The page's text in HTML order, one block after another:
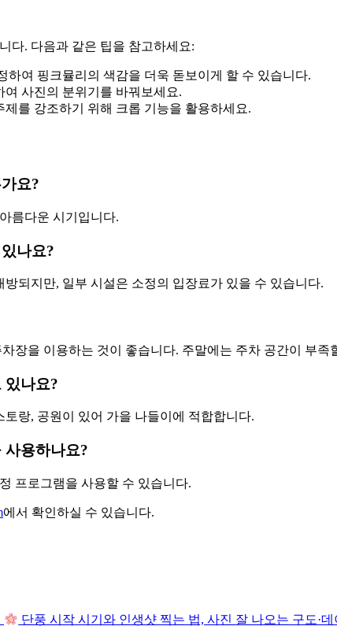
다. 다음과 같은 팁을 참고하세요:
하여 핑크뮬리의 색감을 더욱 돋보이게 할 수 있습니다.
사진의 분위기를 바꿔보세요.
를 강조하기 위해 크롭 기능을 활용하세요.
요?
름다운 시기입니다.
나요?
되지만, 일부 시설은 소정의 입장료가 있을 수 있습니다.
장을 이용하는 것이 좋습니다. 주말에는 주차 공간이 부족
있나요?
랑, 공원이 있어 가을 나들이에 적합합니다.
사용하나요?
프로그램을 사용할 수 있습니다.
에서 확인하실 수 있습니다.
단풍 시작 시기와 인생샷 찍는 법, 사진 잘 나오는 구도·